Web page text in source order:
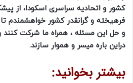
کشور و اتحادیه سراسری اسکودا، از
فرهیخته و گرانقدر کشور خواهشمندم
و حل این مسئله ، همراه ما شرکت کنند
دراین باره میسر و هموار سازند.
بیشتر بخوانید: